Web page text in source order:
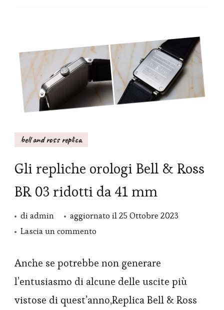
bell and ross replica
Gli repliche orologi Bell & Ross
BR 03 ridotti da 41 mm
diadmin aggiornato il25 Ottobre 2023
Lascia un commento
repliche
orologi
Anche se potrebbe non generare
l’entusiasmo di alcune delle uscite più
vistose di quest’anno,Replica Bell & Ross